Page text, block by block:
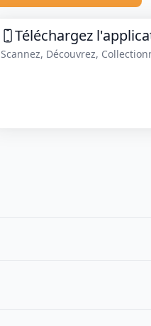
Téléchargez
Scannez, Découvrez,